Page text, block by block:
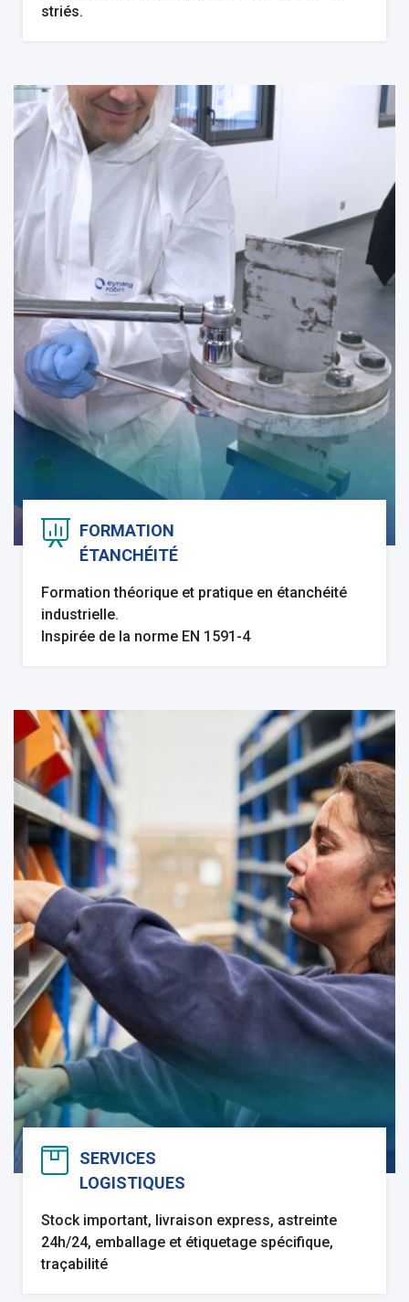
striés.
FORMATION
ÉTANCHÉITÉ
Formation théorique et pratique en étanchéité
industrielle.
Inspirée de la norme EN 1591-4
SERVICES
LOGISTIQUES
Stock important, livraison express, astreinte
24h/24, emballage et étiquetage spécifique,
traçabilité